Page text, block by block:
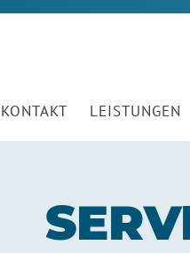
KONTAKT
LEISTUNGEN